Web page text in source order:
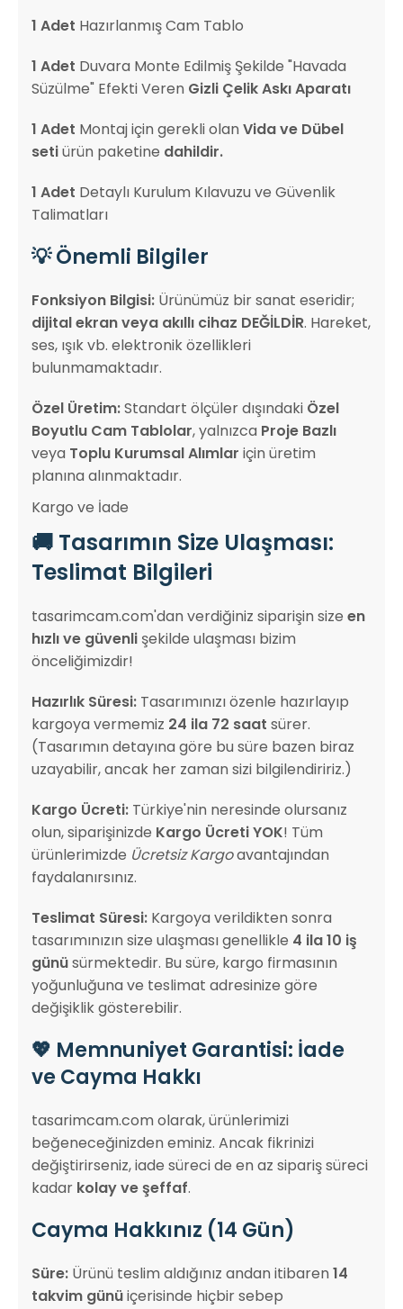
1 Adet Hazırlanmış Cam Tablo
1 Adet Duvara Monte Edilmiş Şekilde "Havada
Süzülme" Efekti Veren Gizli Çelik Askı Aparatı
1 Adet Montaj için gerekli olan Vida ve Dübel
setiürün paketine dahildir.
1 Adet Detaylı Kurulum Kılavuzu ve Güvenlik
Talimatları
💡 Önemli Bilgiler
Fonksiyon Bilgisi: Ürünümüz bir sanat eseridir;
dijital ekran veya akıllı cihaz DEĞİLDİR. Hareket,
ses, ışık vb. elektronik özellikleri
bulunmamaktadır.
Özel Üretim:Standart ölçüler dışındaki Özel
Boyutlu Cam Tablolar, yalnızca Proje Bazlı
veya Toplu Kurumsal Alımlar için üretim
planına alınmaktadır.
Kargo ve İade
🚚 Tasarımın Size Ulaşması:
Teslimat Bilgileri
tasarimcam.com'dan verdiğiniz siparişin size en
hızlı ve güvenli şekilde ulaşması bizim
önceliğimizdir!
Hazırlık Süresi: Tasarımınızı özenle hazırlayıp
kargoya vermemiz 24 ila 72 saat sürer.
(Tasarımın detayına göre bu süre bazen biraz
uzayabilir, ancak her zaman sizi bilgilendiririz.)
Kargo Ücreti: Türkiye'nin neresinde olursanız
olun, siparişinizde Kargo Ücreti YOK! Tüm
ürünlerimizde Ücretsiz Kargoavantajından
faydalanırsınız.
Teslimat Süresi: Kargoya verildikten sonra
tasarımınızın size ulaşması genellikle 4 ila 10 iş
günüsürmektedir. Bu süre, kargo firmasının
yoğunluğuna ve teslimat adresinize göre
değişiklik gösterebilir.
💖 Memnuniyet Garantisi: İade
ve Cayma Hakkı
tasarimcam.com olarak, ürünlerimizi
beğeneceğinizden eminiz. Ancak fikrinizi
değiştirirseniz, iade süreci de en az sipariş süreci
kadar kolay ve şeffaf.
Cayma Hakkınız (14 Gün)
Süre: Ürünü teslim aldığınız andan itibaren 14
takvim günüiçerisinde hiçbir sebep